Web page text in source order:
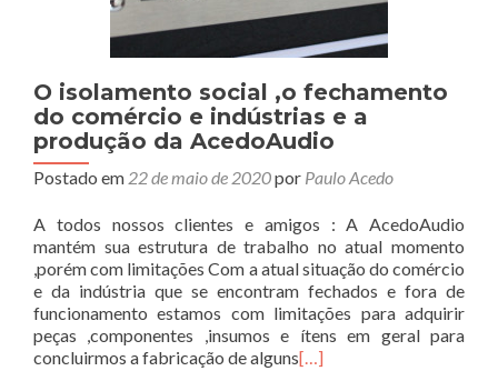
O isolamento social ,o fechamento
do comércio e indústrias e a
produção da AcedoAudio
Postado em 22 de maio de 2020por Paulo Acedo
A todos nossos clientes e amigos : A AcedoAudio
mantém sua estrutura de trabalho no atual momento
,porém com limitações Com a atual situação do comércio
e da indústria que se encontram fechados e fora de
funcionamento estamos com limitações para adquirir
peças ,componentes ,insumos e ítens em geral para
concluirmos a fabricação de alguns[…]